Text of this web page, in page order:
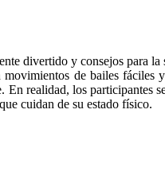
divertido y consejos para la
de bailes
realidad, los participantes
cuidan de su estado físico.